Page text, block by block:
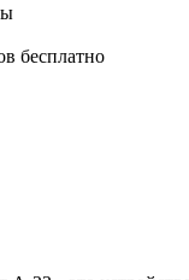
бесплатно